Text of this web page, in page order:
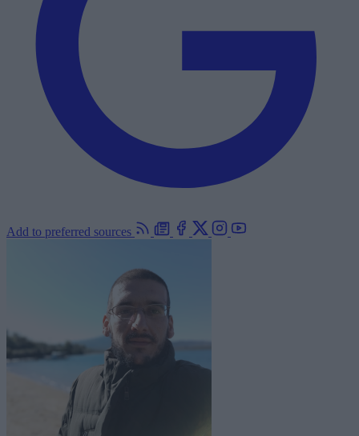
Add to preferred sources